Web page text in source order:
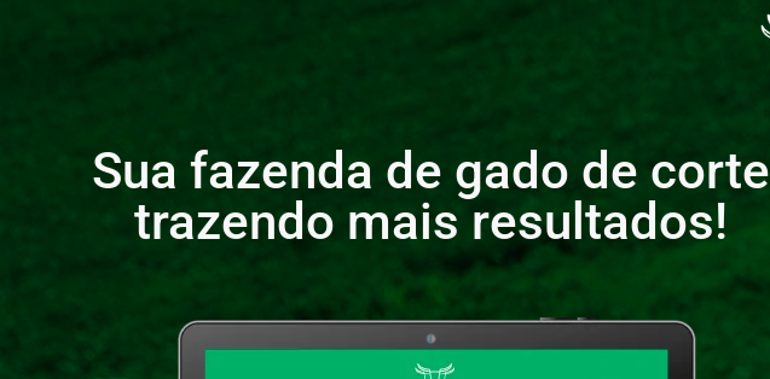
Sua fazenda de gado de corte
trazendo mais resultados!